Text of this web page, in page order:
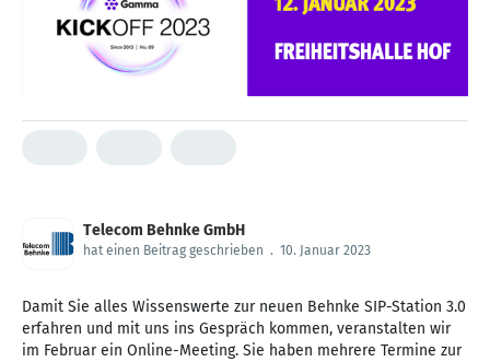
Telecom Behnke GmbH
hat einen Beitrag geschrieben . 10. Januar 2023
Damit Sie alles Wissenswerte zur neuen Behnke SIP-Station 3.0
erfahren und mit uns ins Gespräch kommen, veranstalten wir
im Februar ein Online-Meeting. Sie haben mehrere Termine zur